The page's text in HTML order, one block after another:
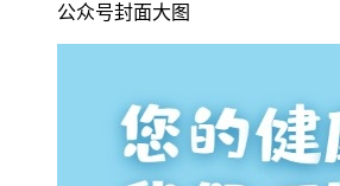
公众号封面大图